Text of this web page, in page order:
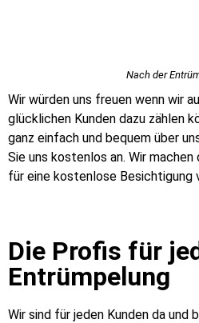
Nach der
Wir würden uns freuen wenn wir
glücklichen Kunden dazu zählen
ganz einfach und bequem über
Sie uns kostenlos an. Wir
für eine kostenlose Besichtigung
Die Profis für
Entrümpelung
Wir sind für jeden Kunden da und